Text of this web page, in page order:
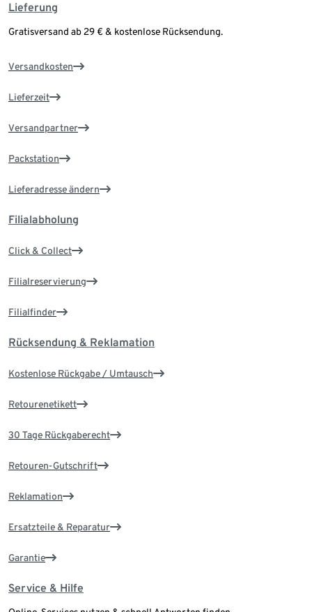
Lieferung
Gratisversand ab 29 € & kostenlose Rücksendung.
Versandkosten
Lieferzeit
Versandpartner
Packstation
Lieferadresse ändern
Filialabholung
Click & Collect
Filialreservierung
Filialfinder
Rücksendung & Reklamation
Kostenlose Rückgabe / Umtausch
Retourenetikett
30 Tage Rückgaberecht
Retouren-Gutschrift
Reklamation
Ersatzteile & Reparatur
Garantie
Service & Hilfe